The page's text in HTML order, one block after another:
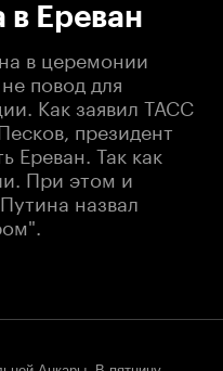
в Ереван
в церемонии
повод для
Как заявил ТАСС
президент
Ереван. Так как
При этом и
назвал